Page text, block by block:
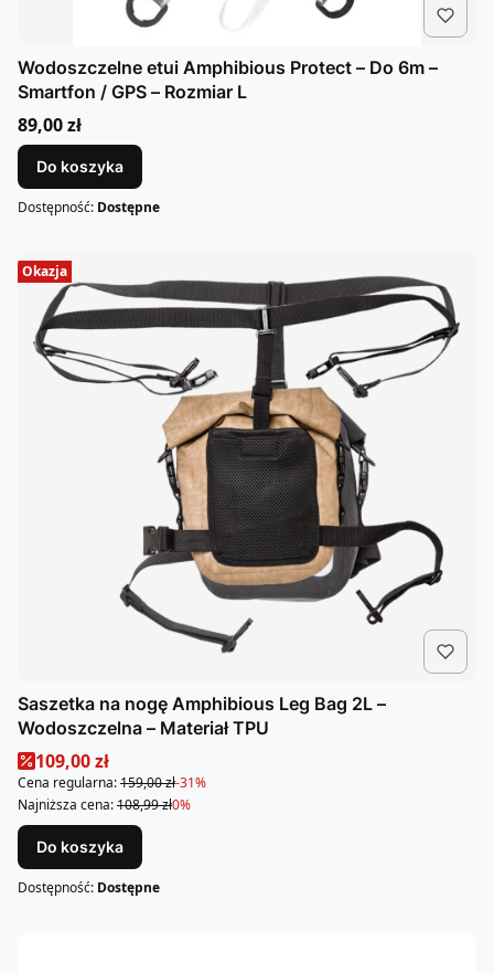
Wodoszczelne etui Amphibious Protect – Do 6m –
Smartfon / GPS – Rozmiar L
Cena
89,00 zł
Do koszyka
Dostępność: Dostępne
Okazja
Saszetka na nogę Amphibious Leg Bag 2L –
Wodoszczelna – Materiał TPU
Cena promocyjna
109,00 zł
Cena regularna:159,00 zł-31%
Najniższa cena:108,99 zł0%
Do koszyka
Dostępność: Dostępne